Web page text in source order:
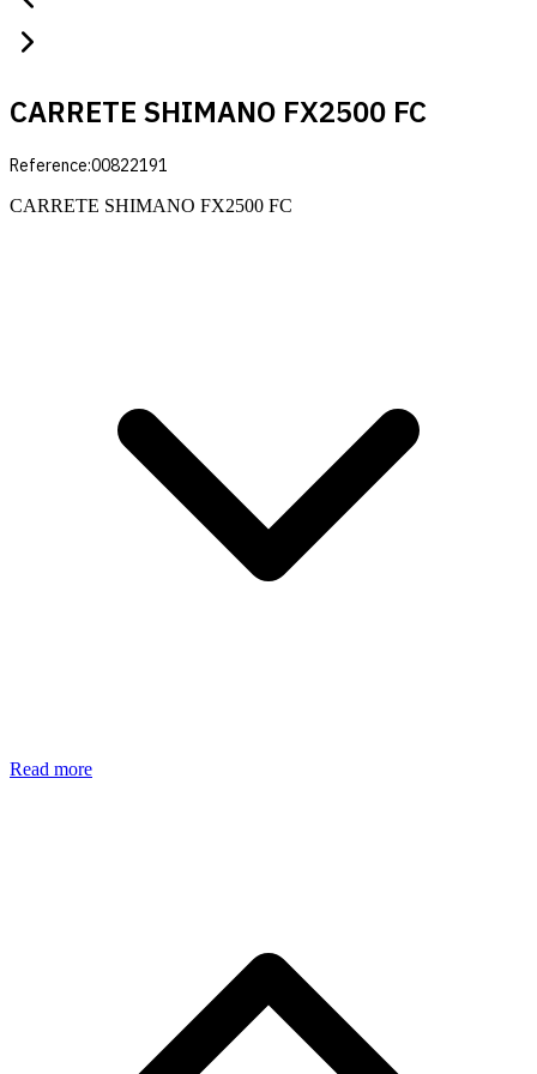
CARRETE SHIMANO FX2500 FC
Reference:00822191
CARRETE SHIMANO FX2500 FC
Read more